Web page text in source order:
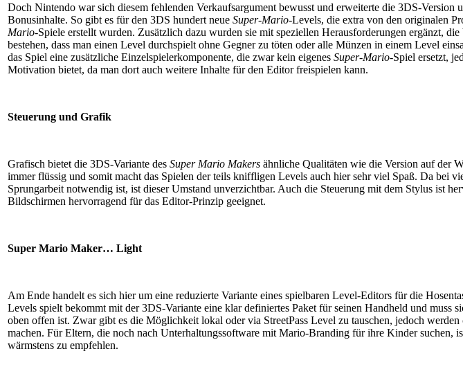
Doch Nintendo war sich diesem fehlenden Verkaufsargument bewusst und erweiterte die 3DS-Version
Bonusinhalte. So gibt es für den 3DS hundert neue Super-Mario-Levels, die extra von den originalen
Mario-Spiele erstellt wurden. Zusätzlich dazu wurden sie mit speziellen Herausforderungen ergänzt, die
bestehen, dass man einen Level durchspielt ohne Gegner zu töten oder alle Münzen in einem Level
das Spiel eine zusätzliche Einzelspielerkomponente, die zwar kein eigenes Super-Mario-Spiel ersetzt,
Motivation bietet, da man dort auch weitere Inhalte für den Editor freispielen kann.
Steuerung und Grafik
Grafisch bietet die 3DS-Variante des Super Mario Makers ähnliche Qualitäten wie die Version auf der
immer flüssig und somit macht das Spielen der teils kniffligen Levels auch hier sehr viel Spaß. Da bei
Sprungarbeit notwendig ist, ist dieser Umstand unverzichtbar. Auch die Steuerung mit dem Stylus ist
Bildschirmen hervorragend für das Editor-Prinzip geeignet.
Super Mario Maker… Light
Am Ende handelt es sich hier um eine reduzierte Variante eines spielbaren Level-Editors für die
Levels spielt bekommt mit der 3DS-Variante eine klar definiertes Paket für seinen Handheld und muss
oben offen ist. Zwar gibt es die Möglichkeit lokal oder via StreetPass Level zu tauschen, jedoch
machen. Für Eltern, die noch nach Unterhaltungssoftware mit Mario-Branding für ihre Kinder suchen,
wärmstens zu empfehlen.